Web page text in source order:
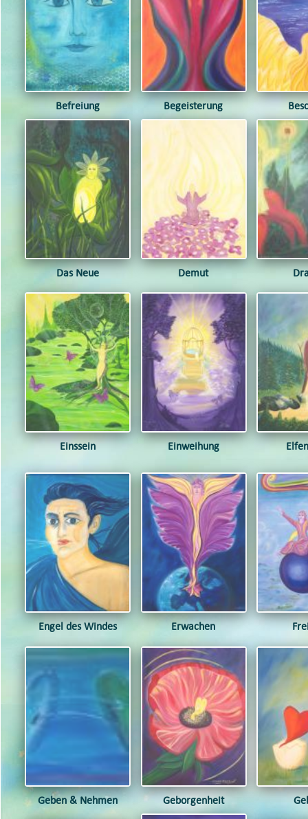
Befreiung Begeisterung
Das Neue Demut
Einssein Einweihung
Engel des Windes Erwachen
Geben & Nehmen Geborgenheit